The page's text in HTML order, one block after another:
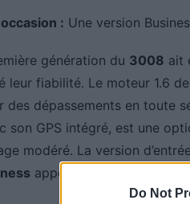
Do Not
: Une version
génération du 3008 ait
leur fiabilité. Le moteur 1.6
des dépassements en toute
son GPS intégré, est une
modéré. La version
apporte un confort